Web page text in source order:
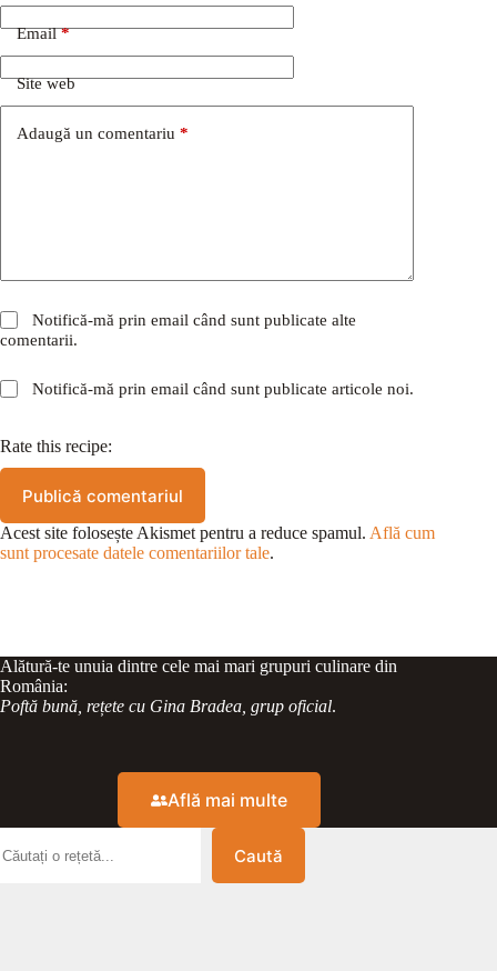
Email*
Site web
Adaugă un comentariu *
Notifică-mă prin email când sunt publicate alte
comentarii.
Notifică-mă prin email când sunt publicate articole noi.
Rate this recipe:
Publică comentariul
Acest site folosește Akismet pentru a reduce spamul. Află cum
sunt procesate datele comentariilor tale.
Alătură-te unuia dintre cele mai mari grupuri culinare din
România:
Poftă bună, rețete cu Gina Bradea, grup oficial.
Află mai multe
Caută